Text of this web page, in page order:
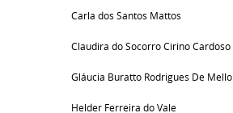
Carla dos Santos Mattos
Claudira do Socorro Cirino Cardoso
Gláucia Buratto Rodrigues De Mello
Helder Ferreira do Vale